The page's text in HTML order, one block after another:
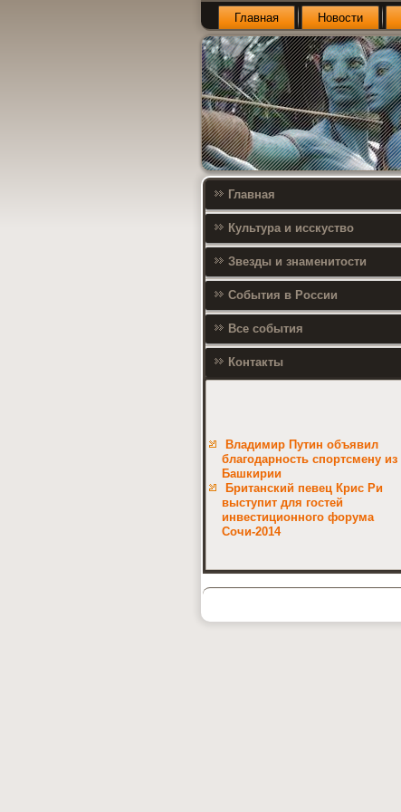
Главная Новости
Главная
Культура и исскуство
Звезды и знаменитости
События в России
Все события
Контакты
Владимир Путин объявил
благодарность спортсмену из
Башкирии
Британский певец Крис Ри
выступит для гостей
инвестиционного форума
Сочи-2014